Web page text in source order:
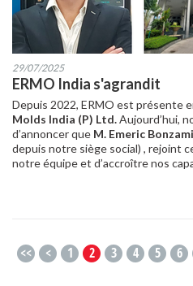
29/07/2025
ERMO India s'agrandit
Depuis 2022, ERMO est présente
Molds India (P) Ltd.Aujourd’hui,
d’annoncer que M. Emeric Bonzami
depuis notre siège social) , rejoint
notre équipe et d’accroître nos
<< < 1 2 3 4 5 6